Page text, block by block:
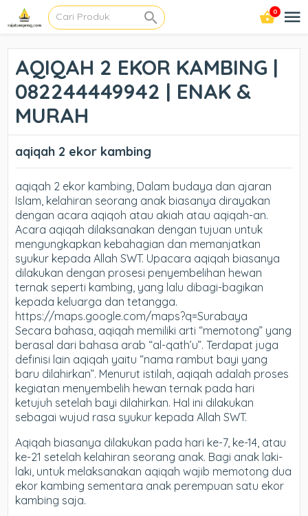
0
AQIQAH 2 EKOR KAMBING |
082244449942 | ENAK &
MURAH
aqiqah 2 ekor kambing
aqiqah 2 ekor kambing, Dalam budaya dan ajaran
Islam, kelahiran seorang anak biasanya dirayakan
dengan acara aqiqoh atau akiah atau aqiqah-an.
Acara aqiqah dilaksanakan dengan tujuan untuk
mengungkapkan kebahagian dan memanjatkan
syukur kepada Allah SWT. Upacara aqiqah biasanya
dilakukan dengan prosesi penyembelihan hewan
ternak seperti kambing, yang lalu dibagi-bagikan
kepada keluarga dan tetangga.
https://maps.google.com/maps?q=Surabaya
Secara bahasa, aqiqah memiliki arti “memotong” yang
berasal dari bahasa arab “al-qath’u”. Terdapat juga
definisi lain aqiqah yaitu “nama rambut bayi yang
baru dilahirkan”. Menurut istilah, aqiqah adalah proses
kegiatan menyembelih hewan ternak pada hari
ketujuh setelah bayi dilahirkan. Hal ini dilakukan
sebagai wujud rasa syukur kepada Allah SWT.
Aqiqah biasanya dilakukan pada hari ke-7, ke-14, atau
ke-21 setelah kelahiran seorang anak. Bagi anak laki-
laki, untuk melaksanakan aqiqah wajib memotong dua
ekor kambing sementara anak perempuan satu ekor
kambing saja.